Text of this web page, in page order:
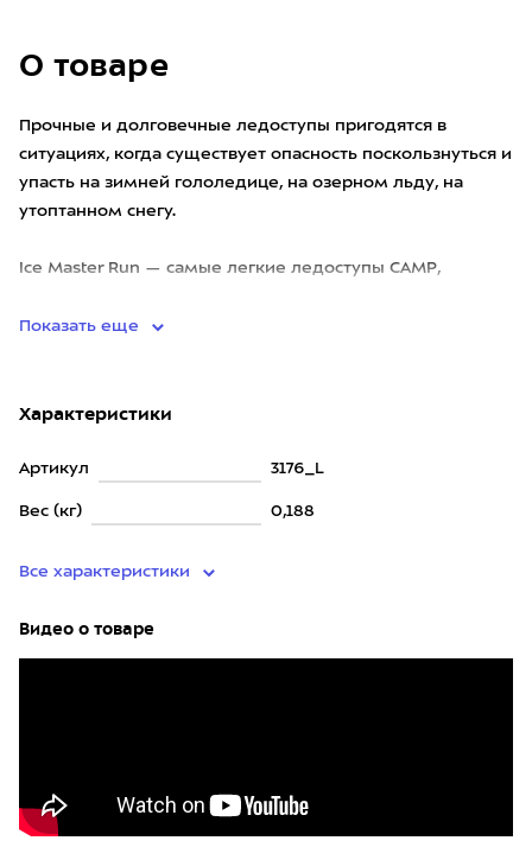
О товаре
Прочные и долговечные ледоступы пригодятся в
ситуациях, когда существует опасность поскользнуться и
упасть на зимней гололедице, на озерном льду, на
утоптанном снегу.
Ice Master Run — самые легкие ледоступы CAMP,
Показать еще
Характеристики
Артикул 3176_L
Вес (кг) 0,188
Все характеристики
Видео о товаре